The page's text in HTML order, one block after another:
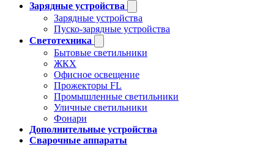
Зарядные устройства
Зарядные устройства
Пуско-зарядные устройства
Светотехника
Бытовые светильники
ЖКХ
Офисное освещение
Прожекторы FL
Промышленные светильники
Уличные светильники
Фонари
Дополнительные устройства
Сварочные аппараты